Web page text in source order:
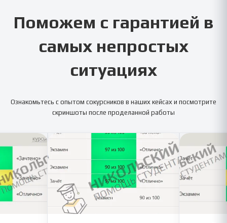
Поможем с гарантией в
самых непростых
ситуациях
Ознакомьтесь с опытом сокурсников в наших кейсах и посмотрите
скриншоты после проделанной работы